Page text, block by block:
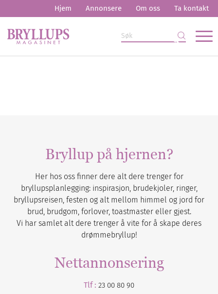
Hjem Annonsere Om oss Ta kontakt
Bryllup på hjernen?
Her hos oss finner dere alt dere trenger for
bryllupsplanlegging: inspirasjon, brudekjoler, ringer,
bryllupsreisen, festen og alt mellom himmel og jord for
brud, brudgom, forlover, toastmaster eller gjest.
Vi har samlet alt dere trenger å vite for å skape deres
drømmebryllup!
Nettannonsering
Tlf : 23 00 80 90